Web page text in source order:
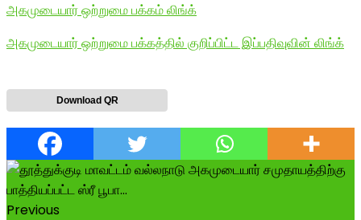
அகமுடையார் ஒற்றுமை பக்கம் லிங்க்
அகமுடையார் ஒற்றுமை பக்கத்தில் குறிப்பிட்ட இப்பதிவுவின் லிங்க்
Download QR
Previous